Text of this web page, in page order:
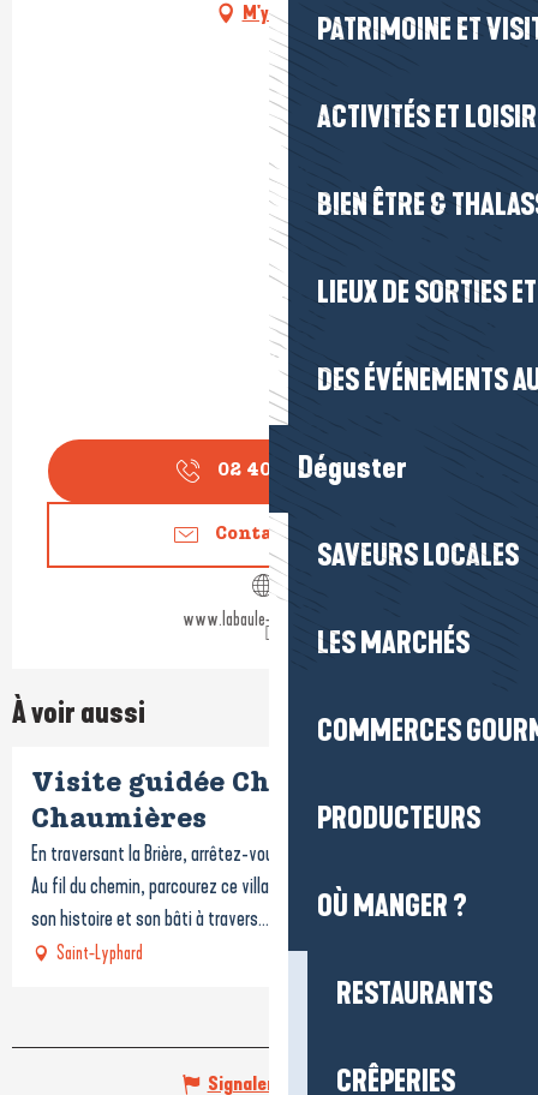
PATRIMOINE ET
ACTIVITÉS ET
BIEN ÊTRE &
LIEUX DE SORTIES
DES ÉVÉNEMENTS
Déguster
SAVEURS LOCALES
LES MARCHÉS
COMMERCES
PRODUCTEURS
OÙ MANGER ?
RESTAURANTS
CRÊPERIES
M'y rendre
02 40 24 34▒▒
Contactez-nous
www.labaule-guerande.com
À voir aussi
Visite guidée Chaume et
Chaumières
En traversant la Brière, arrêtez-vous le temps d'une visite à Kerhinet.
Au fil du chemin, parcourez ce village de chaumières pour découvrir
son histoire et son bâti à travers...
Saint-Lyphard
Signaler une erreur